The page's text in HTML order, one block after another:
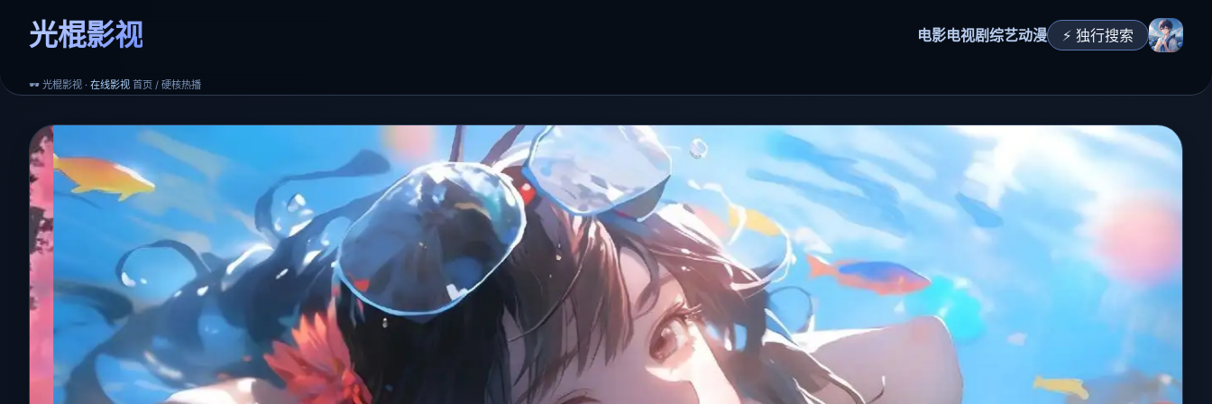
光棍影视 电影电视剧综艺动漫 ⚡ 独行搜索
🕶️ 光棍影视 · 在线影视 首页 / 硬核热播